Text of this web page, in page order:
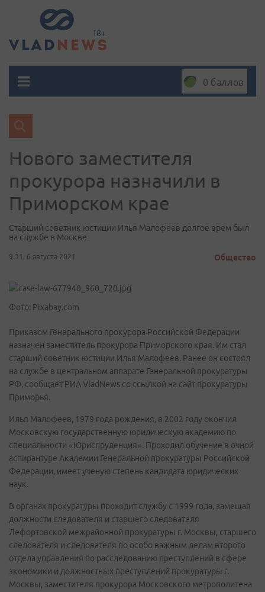
0 баллов
Нового заместителя
прокурора назначили в
Приморском крае
Старший советник юстиции Илья Малофеев долгое врем был
на службе в Москве
9:31, 6 августа 2021 Общество
Фото: Pixabay.com
Приказом Генерального прокурора Российской Федерации
назначен заместитель прокурора Приморского края. Им стал
старший советник юстиции Илья Малофеев. Ранее он состоял
на службе в центральном аппарате Генеральной прокуратуры
РФ, сообщает РИА VladNews со ссылкой на сайт прокуратуры
Приморья.
Илья Малофеев, 1979 года рождения, в 2002 году окончил
Московскую государственную юридическую академию по
специальности «Юриспруденция». Проходил обучение в очной
аспирантуре Академии Генеральной прокуратуры Российской
Федерации, имеет ученую степень кандидата юридических
наук.
В органах прокуратуры проходит службу с 1999 года, замещая
должности следователя и старшего следователя
Лефортовской межрайонной прокуратуры г. Москвы, старшего
следователя и следователя по особо важным делам второго
отдела управления по расследованию преступлений в сфере
экономики и должностных преступлений прокуратуры г.
Москвы, заместителя прокурора Московского метрополитена